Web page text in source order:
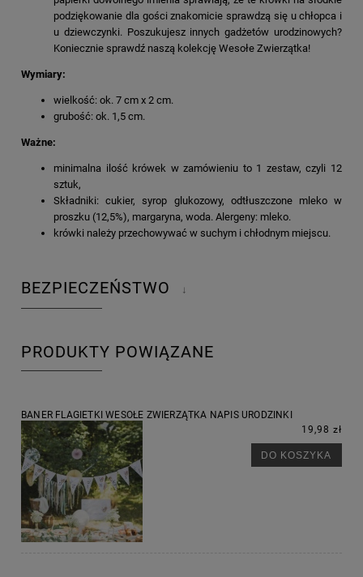
podziękowanie dla gości znakomicie sprawdzą się u chłopca i
u dziewczynki. Poszukujesz innych gadżetów urodzinowych?
Koniecznie sprawdź naszą kolekcję Wesołe Zwierzątka!
Wymiary:
wielkość: ok. 7 cm x 2 cm.
grubość: ok. 1,5 cm.
Ważne:
minimalna ilość krówek w zamówieniu to 1 zestaw, czyli 12
sztuk,
Składniki: cukier, syrop glukozowy, odtłuszczone mleko w
proszku (12,5%), margaryna, woda. Alergeny: mleko.
krówki należy przechowywać w suchym i chłodnym miejscu.
BEZPIECZEŃSTWO ↓
PRODUKTY POWIĄZANE
BANER FLAGIETKI WESOŁE ZWIERZĄTKA NAPIS URODZINKI
19,98 zł
DO KOSZYKA